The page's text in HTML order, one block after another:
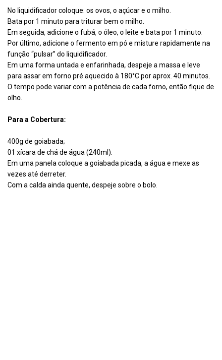
No liquidificador coloque: os ovos, o açúcar e o milho.
Bata por 1 minuto para triturar bem o milho.
Em seguida, adicione o fubá, o óleo, o leite e bata por 1 minuto.
Por último, adicione o fermento em pó e misture rapidamente na
função “pulsar” do liquidificador.
Em uma forma untada e enfarinhada, despeje a massa e leve
para assar em forno pré aquecido à 180°C por aprox. 40 minutos.
O tempo pode variar com a potência de cada forno, então fique de
olho.
Para a Cobertura:
400g de goiabada;
01 xícara de chá de água (240ml).
Em uma panela coloque a goiabada picada, a água e mexe as
vezes até derreter.
Com a calda ainda quente, despeje sobre o bolo.